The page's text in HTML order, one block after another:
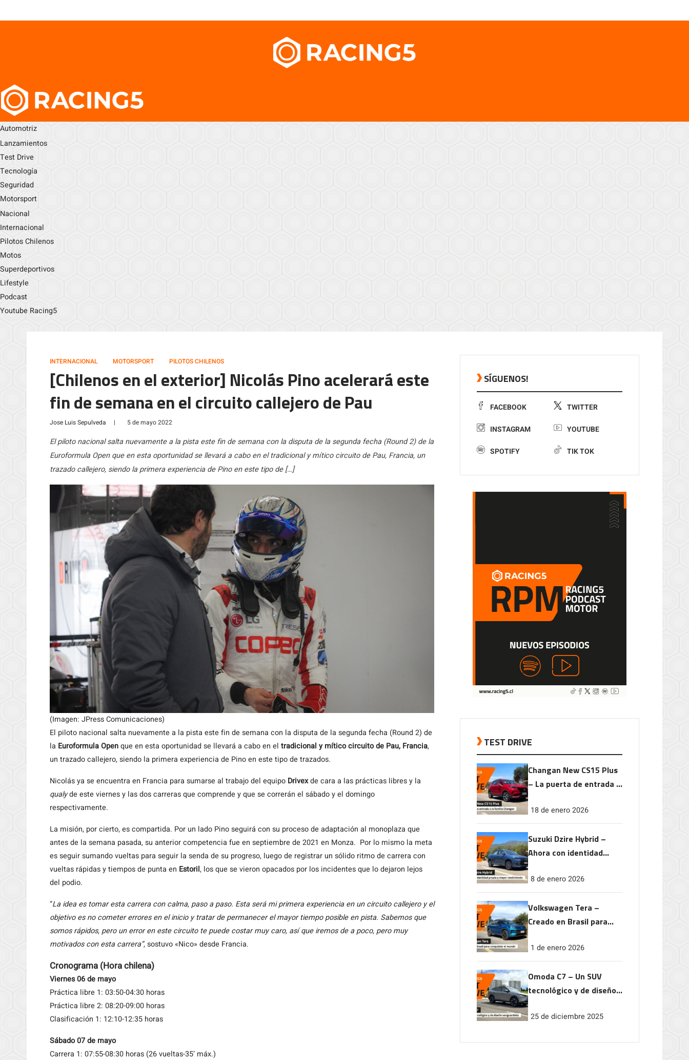
Automotriz
Lanzamientos
Test Drive
Tecnología
Seguridad
Motorsport
Nacional
Internacional
Pilotos Chilenos
Motos
Superdeportivos
Lifestyle
Podcast
Youtube Racing5
INTERNACIONAL MOTORSPORT PILOTOS CHILENOS
[Chilenos en el exterior] Nicolás Pino acelerará este
fin de semana en el circuito callejero de Pau
Jose Luis Sepulveda | 5 de mayo 2022
El piloto nacional salta nuevamente a la pista este fin de semana con la disputa de la segunda fecha (Round 2) de la
Euroformula Open que en esta oportunidad se llevará a cabo en el tradicional y mítico circuito de Pau, Francia, un
trazado callejero, siendo la primera experiencia de Pino en este tipo de […]
(Imagen: JPress Comunicaciones)
El piloto nacional salta nuevamente a la pista este fin de semana con la disputa de la segunda fecha (Round 2) de
la Euroformula Openque en esta oportunidad se llevará a cabo en el tradicional y mítico circuito de Pau, Francia,
un trazado callejero, siendo la primera experiencia de Pino en este tipo de trazados.
Nicolás ya se encuentra en Francia para sumarse al trabajo del equipo Drivexde cara a las prácticas libres y la
qualyde este viernes y las dos carreras que comprende y que se correrán el sábado y el domingo
respectivamente.
La misión, por cierto, es compartida. Por un lado Pino seguirá con su proceso de adaptación al monoplaza que
antes de la semana pasada, su anterior competencia fue en septiembre de 2021 en Monza. Por lo mismo la meta
es seguir sumando vueltas para seguir la senda de su progreso, luego de registrar un sólido ritmo de carrera con
vueltas rápidas y tiempos de punta en Estoril, los que se vieron opacados por los incidentes que lo dejaron lejos
del podio.
“La idea es tomar esta carrera con calma, paso a paso. Esta será mi primera experiencia en un circuito callejero y el
objetivo es no cometer errores en el inicio y tratar de permanecer el mayor tiempo posible en pista. Sabemos que
somos rápidos, pero un error en este circuito te puede costar muy caro, así que iremos de a poco, pero muy
motivados con esta carrera”, sostuvo «Nico» desde Francia.
Cronograma (Hora chilena)
Viernes 06 de mayo
Práctica libre 1: 03:50-04:30 horas
Práctica libre 2: 08:20-09:00 horas
Clasificación 1: 12:10-12:35 horas
Sábado 07 de mayo
Carrera 1: 07:55-08:30 horas (26 vueltas-35’ máx.)
SÍGUENOS!
FACEBOOK TWITTER
INSTAGRAM YOUTUBE
SPOTIFY TIK TOK
TEST DRIVE
Changan New CS15 Plus
– La puerta de entrada a
18 de enero 2026
Suzuki Dzire Hybrid –
Ahora con identidad
rendimiento
8 de enero 2026
Volkswagen Tera –
Creado en Brasil para
1 de enero 2026
Omoda C7 – Un SUV
tecnológico y de diseño
25 de diciembre 2025